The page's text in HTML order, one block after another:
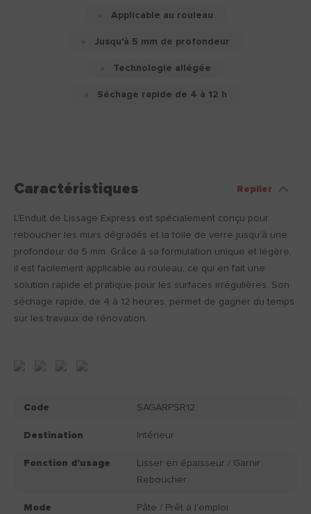
Applicable au rouleau
Jusqu'à 5 mm de profondeur
Technologie allégée
Séchage rapide de 4 à 12 h
Caractéristiques Replier
L'Enduit de Lissage Express est spécialement conçu pour
reboucher les murs dégradés et la toile de verre jusqu'à une
profondeur de 5 mm. Grâce à sa formulation unique et légère,
il est facilement applicable au rouleau, ce qui en fait une
solution rapide et pratique pour les surfaces irrégulières. Son
séchage rapide, de 4 à 12 heures, permet de gagner du temps
sur les travaux de rénovation.
Code SAGARPSR12
Destination Intérieur
Fonction d'usage
Lisser en épaisseur / Garnir
Reboucher
Mode
Pâte / Prêt à l'emploi